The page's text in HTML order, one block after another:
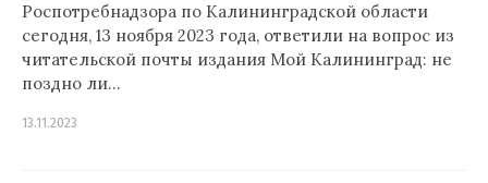
Роспотребнадзора по Калининградской области
сегодня, 13 ноября 2023 года, ответили на вопрос из
читательской почты издания Мой Калининград: не
поздно ли…
13.11.2023